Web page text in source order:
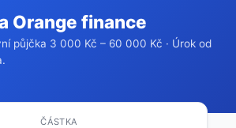
Orange finance
půjčka 3 000 Kč – 60 000 Kč · Úrok od
ČÁSTKA